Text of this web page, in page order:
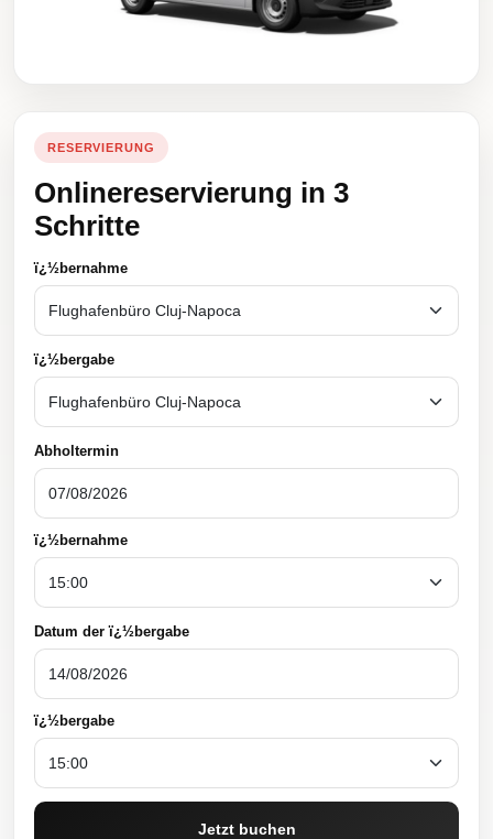
RESERVIERUNG
Onlinereservierung in 3
Schritte
ï¿½bernahme
ï¿½bergabe
Abholtermin
ï¿½bernahme
Datum der ï¿½bergabe
ï¿½bergabe
Jetzt buchen